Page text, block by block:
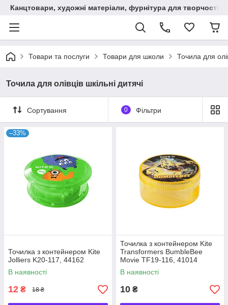
Канцтовари, художні матеріали, фурнітура для творчості
Товари та послуги Товари для школи Точила для
Точила для олівців шкільні дитячі
Сортування 0 Фільтри
–33%
Точилка з контейнером Kite
Jolliers K20-117, 44162
В наявності
12 ₴ 18 ₴
Точилка з контейнером Kite
Transformers BumbleBee
Movie TF19-116, 41014
В наявності
10 ₴